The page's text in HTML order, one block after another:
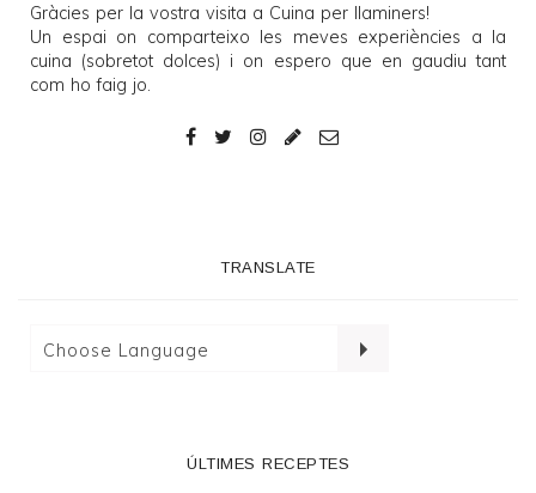
Gràcies per la vostra visita a Cuina per llaminers!
Un espai on comparteixo les meves experiències a la
cuina (sobretot dolces) i on espero que en gaudiu tant
com ho faig jo.
TRANSLATE
ÚLTIMES RECEPTES